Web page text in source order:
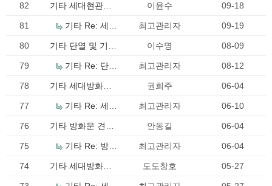
82 기타 세대현관문
서 요청드립니다
이윤수 09-18
81 기타 Re: 세대
험성적서 요청드
립니다
최고관리자 09-19
80 기타 단열 및 기밀
요청드립니다.
이수명 08-09
79 기타 Re: 단열
성적서 요청드립
니다.
최고관리자 08-12
78 기타 세대방화문
다
권희주 06-04
77 기타 Re: 세대
드립니다
최고관리자 06-10
76 기타 방화문 견적
안동길 06-04
75 기타 Re: 방화
니다.
최고관리자 06-04
74 기타 세대방화문
도도창호 05-27